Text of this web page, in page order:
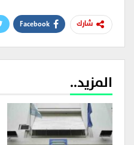
شارك Facebook
المزيد..